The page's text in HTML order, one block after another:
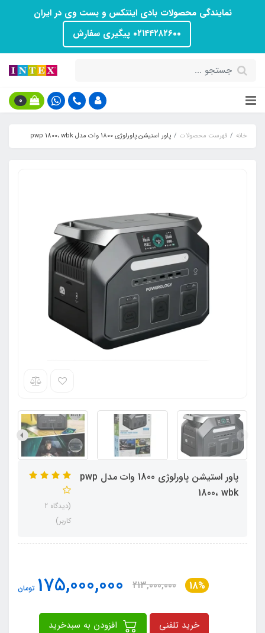
نمایندگی محصولات بادی اینتکس و بست وی در ایران
۰۲۱۴۴۲۸۲۶۰۰ پیگیری سفارش
0
خانه فهرست محصولات پاور استیشن پاورلوژی 1800 وات مدل pwp 1800، wbk
پاور استیشن پاورلوژی 1800 وات مدل pwp
1800، wbk
(دیدگاه 2
کاربر)
18%
213,000,000
175,000,000 تومان
خرید تلفنی